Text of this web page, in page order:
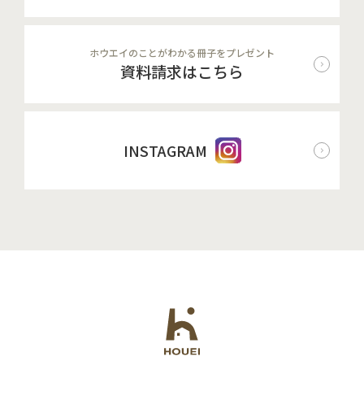
ホウエイのことがわかる冊子をプレゼント
資料請求はこちら
INSTAGRAM